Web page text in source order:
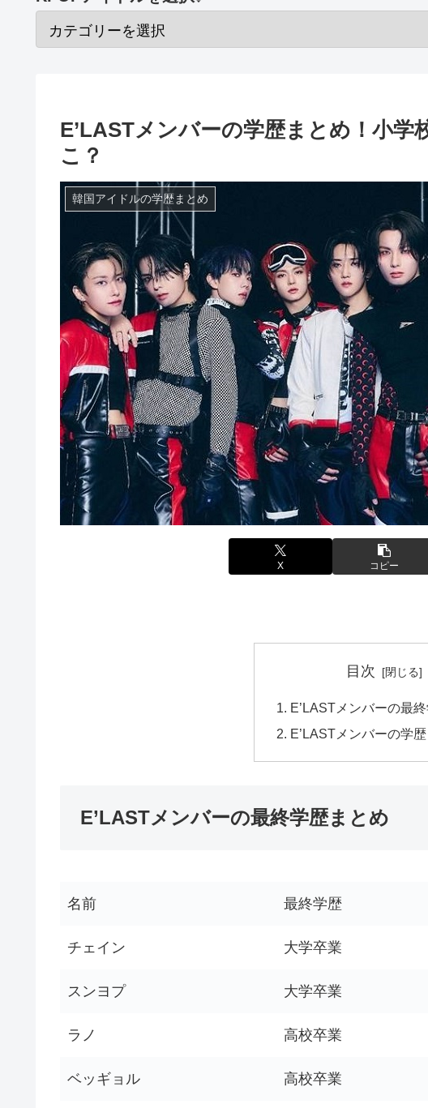
E’LASTメンバーの学歴まとめ！小学
こ？
韓国アイドルの学歴まとめ
X コピー
目次
E’LASTメンバーの最
E’LASTメンバーの学
E’LASTメンバーの最終学歴まとめ
名前 最終学歴
チェイン 大学卒業
スンヨプ 大学卒業
ラノ 高校卒業
ベッギョル 高校卒業